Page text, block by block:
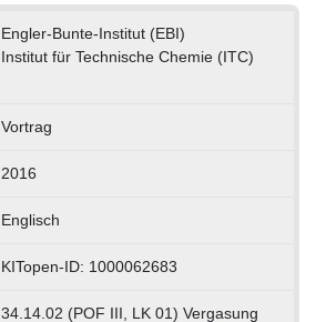
Engler-Bunte-Institut (EBI)
Institut für Technische Chemie (ITC)
Vortrag
2016
Englisch
KITopen-ID: 1000062683
34.14.02 (POF III, LK 01) Vergasung